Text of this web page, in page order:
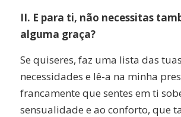
II. E para ti, não necessitas
alguma graça?
Se quiseres, faz uma lista das tuas
necessidades e lê-a na minha
francamente que sentes em ti
sensualidade e ao conforto, que